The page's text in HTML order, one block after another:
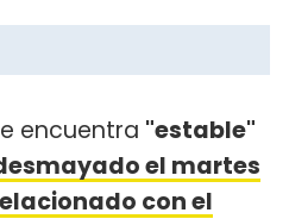
encuentra "estable"
el martes
con el